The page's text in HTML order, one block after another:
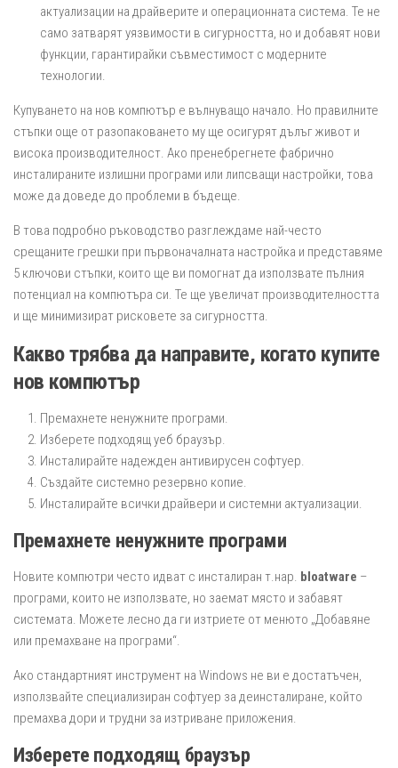
актуализации на драйверите и операционната система. Те не
само затварят уязвимости в сигурността, но и добавят нови
функции, гарантирайки съвместимост с модерните
технологии.
Купуването на нов компютър е вълнуващо начало. Но правилните
стъпки още от разопаковането му ще осигурят дълъг живот и
висока производителност. Ако пренебрегнете фабрично
инсталираните излишни програми или липсващи настройки, това
може да доведе до проблеми в бъдеще.
В това подробно ръководство разглеждаме най-често
срещаните грешки при първоначалната настройка и представяме
5 ключови стъпки, които ще ви помогнат да използвате пълния
потенциал на компютъра си. Те ще увеличат производителността
и ще минимизират рисковете за сигурността.
Какво трябва да направите, когато купите
нов компютър
Премахнете ненужните програми.
Изберете подходящ уеб браузър.
Инсталирайте надежден антивирусен софтуер.
Създайте системно резервно копие.
Инсталирайте всички драйвери и системни актуализации.
Премахнете ненужните програми
Новите компютри често идват с инсталиран т.нар. bloatware –
програми, които не използвате, но заемат място и забавят
системата. Можете лесно да ги изтриете от менюто „Добавяне
или премахване на програми“.
Ако стандартният инструмент на Windows не ви е достатъчен,
използвайте специализиран софтуер за деинсталиране, който
премахва дори и трудни за изтриване приложения.
Изберете подходящ браузър